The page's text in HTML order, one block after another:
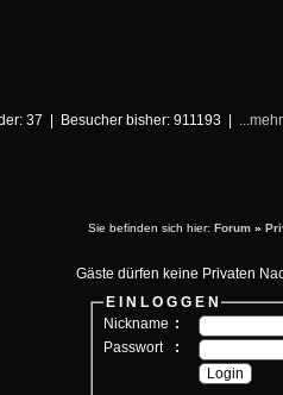
37 | Besucher bisher: 911193 | ...mehr
Sie befinden sich hier: Forum »
Gäste dürfen keine Privaten
E I N L O G G E N
Nickname :
Passwort
: